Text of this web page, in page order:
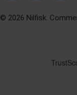
G
© 2026 Nilfisk.